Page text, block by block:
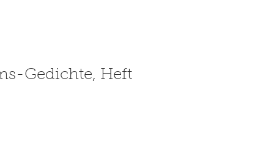
Gedichte, Heft